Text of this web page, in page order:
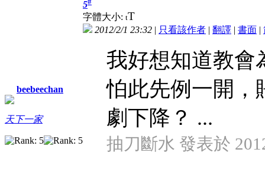
beebeechan
天下一家
5
字體大小: tT
2012/2/1 23:32 | 只看該作者 | 翻譯 | 書面 |
我好想知道教會
怕此先例一開，
劇下降？ ...
抽刀斷水 發表於